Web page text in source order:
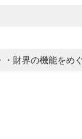
財界の機能をめぐ